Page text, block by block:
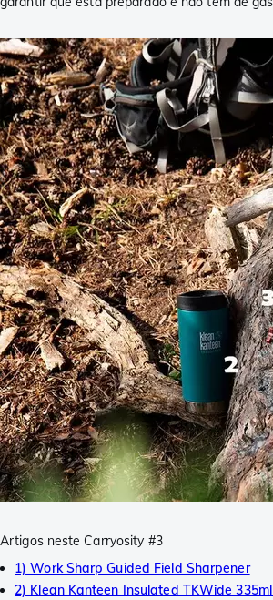
Artigos neste Carryosity #3
1) Work Sharp Guided Field Sharpener
2) Klean Kanteen Insulated TKWide